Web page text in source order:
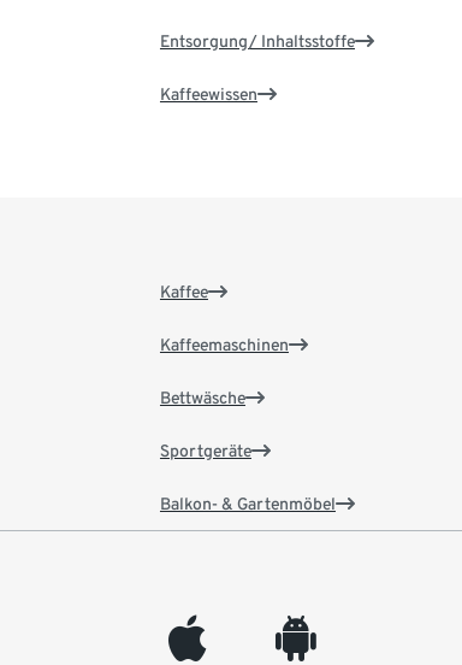
Entsorgung/ Inhaltsstoffe
Kaffeewissen
Kaffee
Kaffeemaschinen
Bettwäsche
Sportgeräte
Balkon- & Gartenmöbel
appleinc android